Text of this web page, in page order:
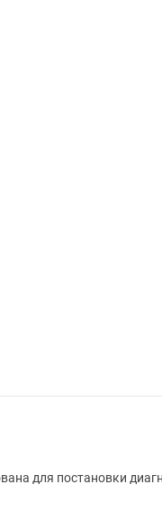
для постановки